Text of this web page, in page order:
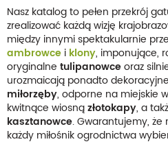
Nasz katalog to pełen przekrój
zrealizować każdą wizję
między innymi spektakularnie
ambrowce i klony, imponujące,
oryginalne tulipanowceoraz
urozmaicają ponadto
miłorzęby, odporne na miejskie
kwitnące wiosnązłotokapy, a
kasztanowce. Gwarantujemy, że
każdy miłośnik ogrodnictwa